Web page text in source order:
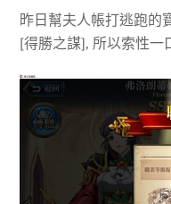
昨日幫夫人帳打逃跑的
[得勝之謀], 所以索性一